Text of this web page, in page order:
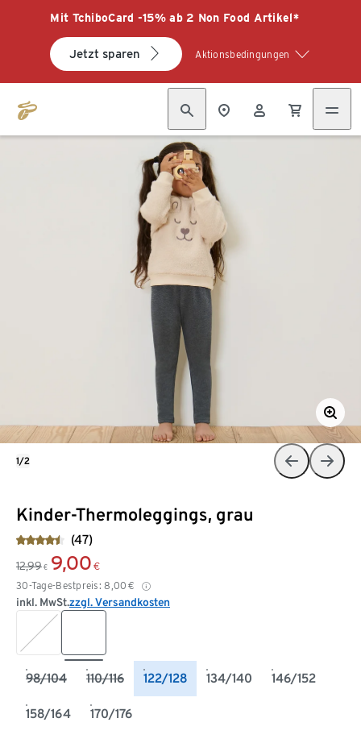
Mit TchiboCard -15% ab 2 Non Food Artikel*
Jetzt sparen Aktionsbedingungen
Kinder-Thermoleggings, grau
(47)
12,99 € 9,00 €
30-Tage-Bestpreis: 8,00 €
inkl. MwSt.zzgl. Versandkosten
98/104 110/116 122/128 134/140 146/152
158/164 170/176
1/2